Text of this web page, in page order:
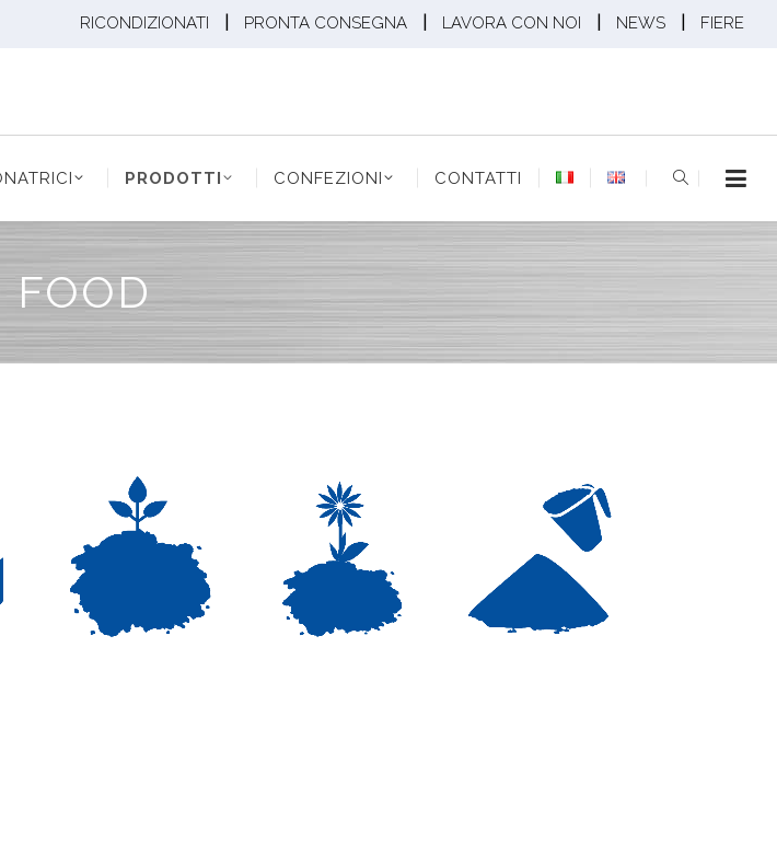
RICONDIZIONATI PRONTA CONSEGNA LAVORA CON NOI NEWS FIERE
PRODOTTI CONFEZIONI CONTATTI
PRODOTTI CONFEZIONI CONTATTI
FOOD
FERTILIZZANTI TERRICCIO DETERSIVI